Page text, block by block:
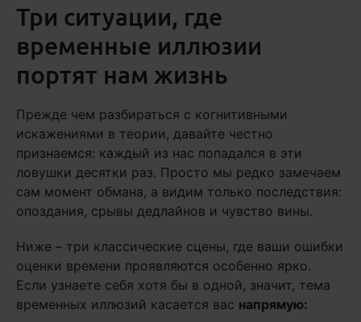
Три ситуации, где
временные иллюзии
портят нам жизнь
Прежде чем разбираться с когнитивными
искажениями в теории, давайте честно
признаемся: каждый из нас попадался в эти
ловушки десятки раз. Просто мы редко замечаем
сам момент обмана, а видим только последствия:
опоздания, срывы дедлайнов и чувство вины.
Ниже – три классические сцены, где ваши ошибки
оценки времени проявляются особенно ярко.
Если узнаете себя хотя бы в одной, значит, тема
временных иллюзий касается вас напрямую: